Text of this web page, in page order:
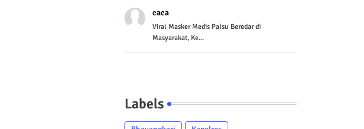
caca
Viral Masker Medis Palsu Beredar di
Masyarakat, Ke...
Labels